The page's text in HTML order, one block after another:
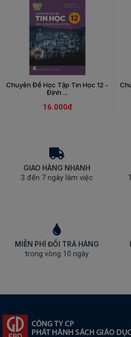
Chuyên Đề Học Tập Tin Học 12 -
Định ...
16.000đ
GIAO HÀNG NHANH
3 đến 7 ngày làm việc
MIỄN PHÍ ĐỔI TRẢ HÀNG
trong vòng 10 ngày